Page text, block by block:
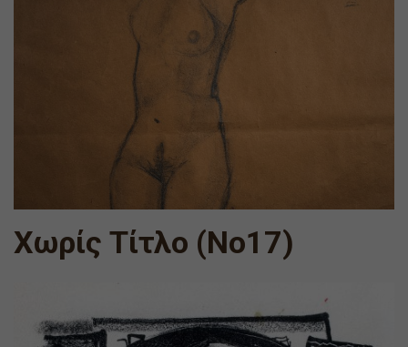
Χωρίς Τίτλο (Νο17)